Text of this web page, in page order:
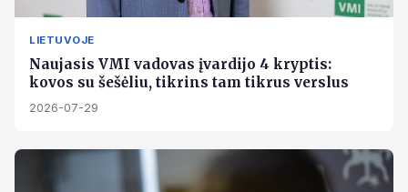
LIETUVOJE
Naujasis VMI vadovas įvardijo 4 kryptis:
kovos su šešėliu, tikrins tam tikrus verslus
2026-07-29